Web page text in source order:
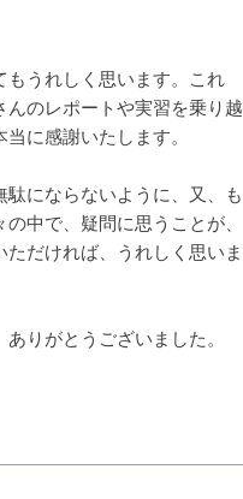
うれしく思います。これ
のレポートや実習を乗り越
に感謝いたします。
にならないように、又、も
中で、疑問に思うことが、
だければ、うれしく思いま
りがとうございました。